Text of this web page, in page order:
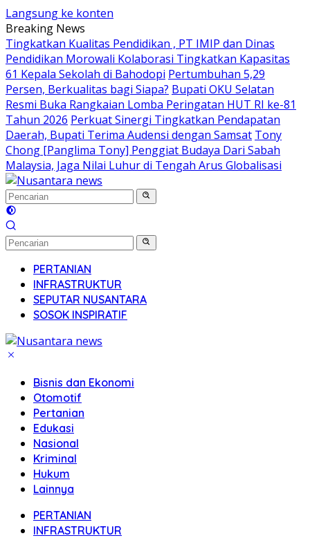
Langsung ke konten
Breaking News
Tingkatkan Kualitas Pendidikan , PT IMIP dan Dinas
Pendidikan Morowali Kolaborasi Tingkatkan Kapasitas
61 Kepala Sekolah di Bahodopi Pertumbuhan 5,29
Persen, Berkualitas bagi Siapa? Bupati OKU Selatan
Resmi Buka Rangkaian Lomba Peringatan HUT RI ke-81
Tahun 2026 Perkuat Sinergi Tingkatkan Pendapatan
Daerah, Bupati Terima Audensi dengan Samsat Tony
Chong [Panglima Tony] Penggiat Budaya Dari Sabah
Malaysia, Jaga Nilai Luhur di Tengah Arus Globalisasi
PERTANIAN
INFRASTRUKTUR
SEPUTAR NUSANTARA
SOSOK INSPIRATIF
Bisnis dan Ekonomi
Otomotif
Pertanian
Edukasi
Nasional
Kriminal
Hukum
Lainnya
PERTANIAN
INFRASTRUKTUR